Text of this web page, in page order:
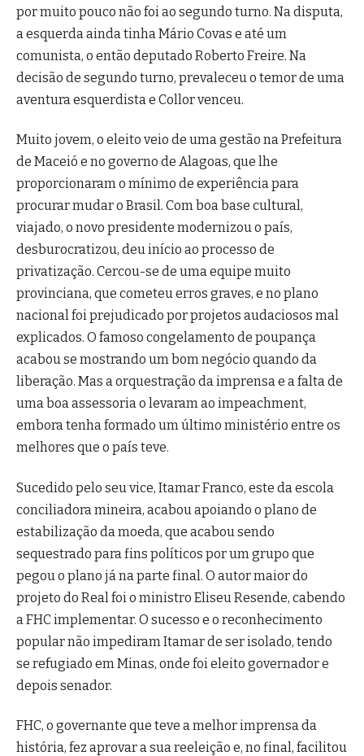
por muito pouco não foi ao segundo turno. Na disputa,
a esquerda ainda tinha Mário Covas e até um
comunista, o então deputado Roberto Freire. Na
decisão de segundo turno, prevaleceu o temor de uma
aventura esquerdista e Collor venceu.
Muito jovem, o eleito veio de uma gestão na Prefeitura
de Maceió e no governo de Alagoas, que lhe
proporcionaram o mínimo de experiência para
procurar mudar o Brasil. Com boa base cultural,
viajado, o novo presidente modernizou o país,
desburocratizou, deu início ao processo de
privatização. Cercou-se de uma equipe muito
provinciana, que cometeu erros graves, e no plano
nacional foi prejudicado por projetos audaciosos mal
explicados. O famoso congelamento de poupança
acabou se mostrando um bom negócio quando da
liberação. Mas a orquestração da imprensa e a falta de
uma boa assessoria o levaram ao impeachment,
embora tenha formado um último ministério entre os
melhores que o país teve.
Sucedido pelo seu vice, Itamar Franco, este da escola
conciliadora mineira, acabou apoiando o plano de
estabilização da moeda, que acabou sendo
sequestrado para fins políticos por um grupo que
pegou o plano já na parte final. O autor maior do
projeto do Real foi o ministro Eliseu Resende, cabendo
a FHC implementar. O sucesso e o reconhecimento
popular não impediram Itamar de ser isolado, tendo
se refugiado em Minas, onde foi eleito governador e
depois senador.
FHC, o governante que teve a melhor imprensa da
história, fez aprovar a sua reeleição e, no final, facilitou